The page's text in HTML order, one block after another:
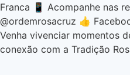
Franca 📱 Acompanhe nas
@ordemrosacruz 👍
Venha vivenciar momentos
conexão com a Tradição